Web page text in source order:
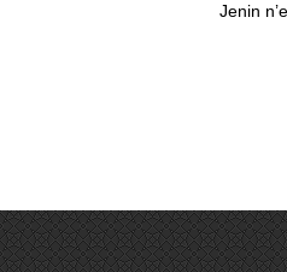
Jenin